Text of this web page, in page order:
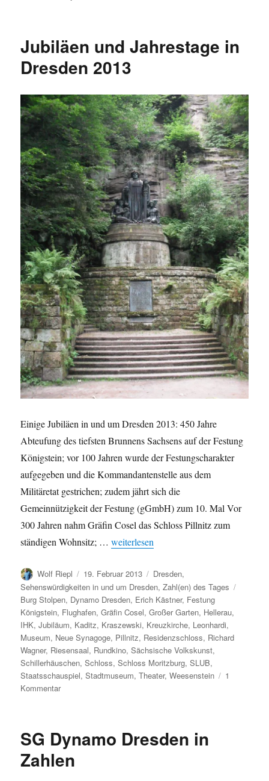
Dresdner
Sportvereinen
Jubiläen und Jahrestage in
Dresden 2013
Einige Jubiläen in und um Dresden 2013: 450 Jahre
Abteufung des tiefsten Brunnens Sachsens auf der Festung
Königstein; vor 100 Jahren wurde der Festungscharakter
aufgegeben und die Kommandantenstelle aus dem
Militäretat gestrichen; zudem jährt sich die
Gemeinnützigkeit der Festung (gGmbH) zum 10. Mal Vor
300 Jahren nahm Gräfin Cosel das Schloss Pillnitz zum
ständigen Wohnsitz; …„Jubiläen und Jahrestage in Dresden
weiterlesen
Autor
Wolf Riepl
Veröffentlicht
am
19. Februar 2013 Kategorien
Dresden,
Sehenswürdigkeiten in und um Dresden,Zahl(en) des Tages
Burg Stolpen, Dynamo Dresden, Erich Kästner, Festung
Königstein, Flughafen,Gräfin Cosel,Großer Garten, Hellerau,
IHK,Jubiläum, Kaditz, Kraszewski, Kreuzkirche, Leonhardi,
Museum, Neue Synagoge, Pillnitz, Residenzschloss, Richard
Wagner, Riesensaal, Rundkino,Sächsische Volkskunst,
Schillerhäuschen,Schloss,Schloss Moritzburg,SLUB,
Staatsschauspiel,Stadtmuseum,Theater,Weesenstein
1
Kommentarzu
in
Dresden
2013
SG Dynamo Dresden in
Zahlen